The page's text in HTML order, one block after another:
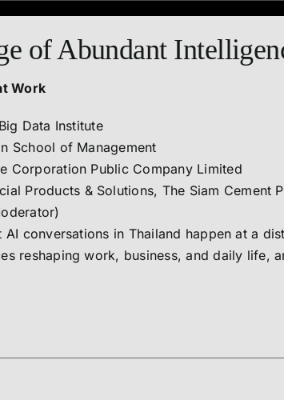
of Abundant
Work
Data Institute
School of Management
Corporation Public Company Limited
Products & Solutions, The Siam Cement
conversations in Thailand happen at a
reshaping work, business, and daily life,